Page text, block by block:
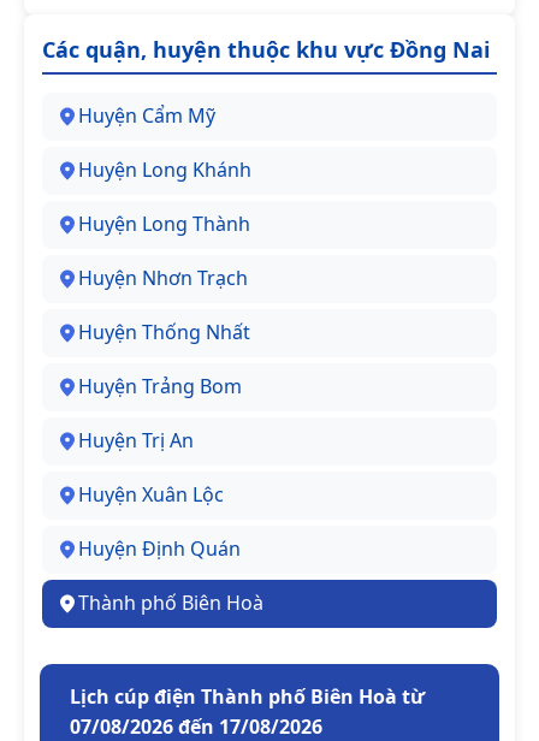
Các quận, huyện thuộc khu vực Đồng Nai
Huyện Cẩm Mỹ
Huyện Long Khánh
Huyện Long Thành
Huyện Nhơn Trạch
Huyện Thống Nhất
Huyện Trảng Bom
Huyện Trị An
Huyện Xuân Lộc
Huyện Định Quán
Thành phố Biên Hoà
Lịch cúp điện Thành phố Biên Hoà từ
07/08/2026 đến 17/08/2026